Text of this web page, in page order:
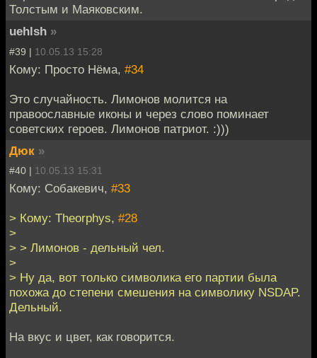
Толстым и Маяковским.
uehlsh »
#39 | 10.05.13 15:28
Кому: Просто Нёма, #34
Это случайность. Лимонов молится на
правоославные иконы и через слово поминает
советских героев. Лимонов патриот. :)))
Дюк »
#40 | 10.05.13 15:31
Кому: Собакевич, #33
> Кому: Theorphys, #28
>
> > Лимонов - дельный чел.
>
> Ну да, вот только символика его партии была
похожа до степени смешения на символику NSDAP.
Дельный.
На вкус и цвет, как говорится.